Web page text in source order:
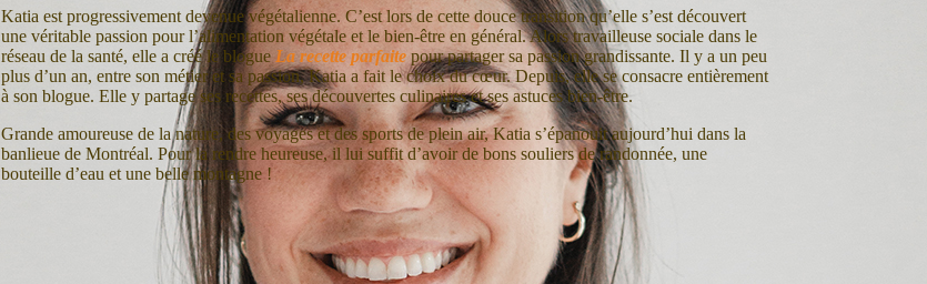
Katia est progressivement devenue végétalienne. C’est lors de cette douce transition qu’elle s’est découvert
une véritable passion pour l’alimentation végétale et le bien-être en général. Alors travailleuse sociale dans le
réseau de la santé, elle a créé le blogue La recette parfaite pour partager sa passion grandissante. Il y a un peu
plus d’un an, entre son métier et sa passion, Katia a fait le choix du cœur. Depuis, elle se consacre entièrement
à son blogue. Elle y partage ses recettes, ses découvertes culinaires et ses astuces bien-être.
Grande amoureuse de la nature, des voyages et des sports de plein air, Katia s’épanouit aujourd’hui dans la
banlieue de Montréal. Pour la rendre heureuse, il lui suffit d’avoir de bons souliers de randonnée, une
bouteille d’eau et une belle montagne !